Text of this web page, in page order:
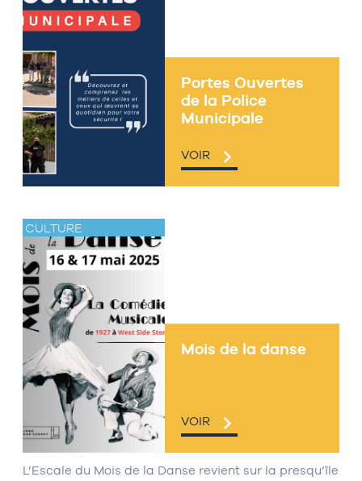
Portes Ouvertes
de la Police
Municipale
VOIR
CULTURE
Mois de la danse
VOIR
L’Escale du Mois de la Danse revient sur la presqu’île